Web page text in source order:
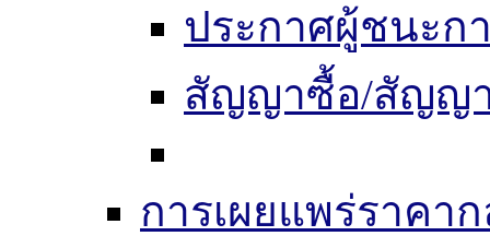
ประกาศผู้ชนะก
สัญญาซื้อ/สัญญ
การเผยแพร่ราคา